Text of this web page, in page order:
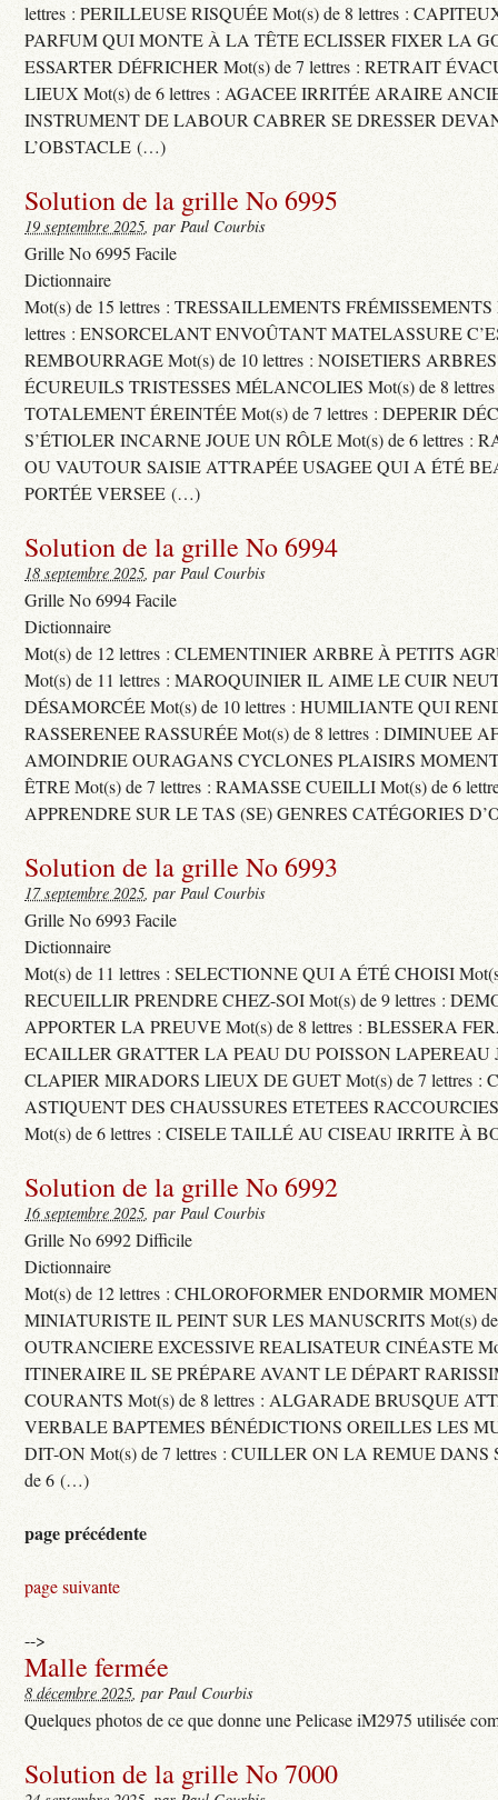
lettres : PERILLEUSE RISQUÉE Mot(s) de 8 lettres :
PARFUM QUI MONTE À LA TÊTE ECLISSER FIXER LA
ESSARTER DÉFRICHER Mot(s) de 7 lettres : RETRAIT
LIEUX Mot(s) de 6 lettres : AGACEE IRRITÉE ARAIRE
INSTRUMENT DE LABOUR CABRER SE DRESSER
L’OBSTACLE (…)
Solution de la grille No 6995
19 septembre 2025, par Paul Courbis
Grille No 6995 Facile
Dictionnaire
Mot(s) de 15 lettres : TRESSAILLEMENTS FRÉMISSEMENTS
lettres : ENSORCELANT ENVOÛTANT MATELASSURE
REMBOURRAGE Mot(s) de 10 lettres : NOISETIERS
ÉCUREUILS TRISTESSES MÉLANCOLIES Mot(s) de 8
TOTALEMENT ÉREINTÉE Mot(s) de 7 lettres : DEPERIR
S’ÉTIOLER INCARNE JOUE UN RÔLE Mot(s) de 6 lettres :
OU VAUTOUR SAISIE ATTRAPÉE USAGEE QUI A ÉTÉ
PORTÉE VERSEE (…)
Solution de la grille No 6994
18 septembre 2025, par Paul Courbis
Grille No 6994 Facile
Dictionnaire
Mot(s) de 12 lettres : CLEMENTINIER ARBRE À PETITS
Mot(s) de 11 lettres : MAROQUINIER IL AIME LE CUIR
DÉSAMORCÉE Mot(s) de 10 lettres : HUMILIANTE QUI
RASSERENEE RASSURÉE Mot(s) de 8 lettres : DIMINUEE
AMOINDRIE OURAGANS CYCLONES PLAISIRS
ÊTRE Mot(s) de 7 lettres : RAMASSE CUEILLI Mot(s) de 6
APPRENDRE SUR LE TAS (SE) GENRES CATÉGORIES
Solution de la grille No 6993
17 septembre 2025, par Paul Courbis
Grille No 6993 Facile
Dictionnaire
Mot(s) de 11 lettres : SELECTIONNE QUI A ÉTÉ CHOISI
RECUEILLIR PRENDRE CHEZ-SOI Mot(s) de 9 lettres :
APPORTER LA PREUVE Mot(s) de 8 lettres : BLESSERA
ECAILLER GRATTER LA PEAU DU POISSON LAPEREAU
CLAPIER MIRADORS LIEUX DE GUET Mot(s) de 7 lettres :
ASTIQUENT DES CHAUSSURES ETETEES
Mot(s) de 6 lettres : CISELE TAILLÉ AU CISEAU IRRITE À
Solution de la grille No 6992
16 septembre 2025, par Paul Courbis
Grille No 6992 Difficile
Dictionnaire
Mot(s) de 12 lettres : CHLOROFORMER ENDORMIR
MINIATURISTE IL PEINT SUR LES MANUSCRITS Mot(s) de
OUTRANCIERE EXCESSIVE REALISATEUR CINÉASTE
ITINERAIRE IL SE PRÉPARE AVANT LE DÉPART
COURANTS Mot(s) de 8 lettres : ALGARADE BRUSQUE
VERBALE BAPTEMES BÉNÉDICTIONS OREILLES LES
DIT-ON Mot(s) de 7 lettres : CUILLER ON LA REMUE DANS
de 6 (…)
page précédente
page suivante
-->
Malle fermée
8 décembre 2025, par Paul Courbis
Quelques photos de ce que donne une Pelicase iM2975 utilisée
Solution de la grille No 7000